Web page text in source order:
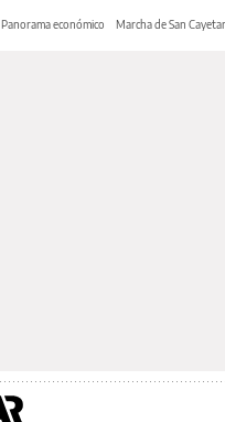
Panorama económico Marcha de San